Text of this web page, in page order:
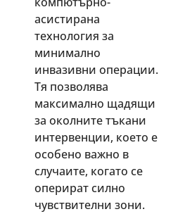
асистирана
технология за
минимално
инвазивни операции.
Тя позволява
максимално щадящи
за околните тъкани
интервенции, което е
особено важно в
случаите, когато се
оперират силно
чувствителни зони.